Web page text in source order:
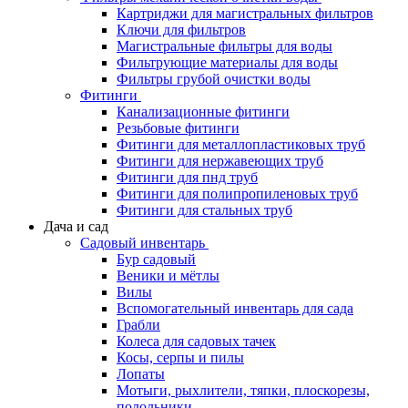
Картриджи для магистральных фильтров
Ключи для фильтров
Магистральные фильтры для воды
Фильтрующие материалы для воды
Фильтры грубой очистки воды
Фитинги
Канализационные фитинги
Резьбовые фитинги
Фитинги для металлопластиковых труб
Фитинги для нержавеющих труб
Фитинги для пнд труб
Фитинги для полипропиленовых труб
Фитинги для стальных труб
Дача и сад
Садовый инвентарь
Бур садовый
Веники и мётлы
Вилы
Вспомогательный инвентарь для сада
Грабли
Колеса для садовых тачек
Косы, серпы и пилы
Лопаты
Мотыги, рыхлители, тяпки, плоскорезы,